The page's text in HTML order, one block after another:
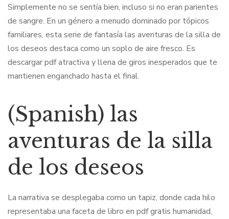
Simplemente no se sentía bien, incluso si no eran parientes
de sangre. En un género a menudo dominado por tópicos
familiares, esta serie de fantasía las aventuras de la silla de
los deseos destaca como un soplo de aire fresco. Es
descargar pdf atractiva y llena de giros inesperados que te
mantienen enganchado hasta el final.
(Spanish) las
aventuras de la silla
de los deseos
La narrativa se desplegaba como un tapiz, donde cada hilo
representaba una faceta de libro en pdf gratis humanidad,